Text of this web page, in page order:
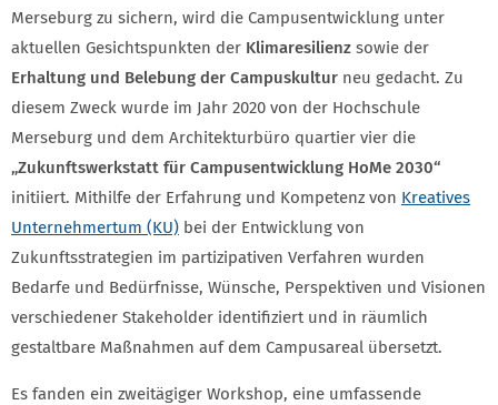
Merseburg zu sichern, wird die Campusentwicklung unter
aktuellen Gesichtspunkten der Klimaresilienz sowie der
Erhaltung und Belebung der Campuskultur neu gedacht. Zu
diesem Zweck wurde im Jahr 2020 von der Hochschule
Merseburg und dem Architekturbüro quartier vier die
„Zukunftswerkstatt für Campusentwicklung HoMe 2030“
initiiert. Mithilfe der Erfahrung und Kompetenz von Kreatives
Unternehmertum (KU) bei der Entwicklung von
Zukunftsstrategien im partizipativen Verfahren wurden
Bedarfe und Bedürfnisse, Wünsche, Perspektiven und Visionen
verschiedener Stakeholder identifiziert und in räumlich
gestaltbare Maßnahmen auf dem Campusareal übersetzt.
Es fanden ein zweitägiger Workshop, eine umfassende